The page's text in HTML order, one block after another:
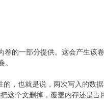
卷的一部分提供。这会产生该
。
，也就是说，两次写入的数
这个文删掉，覆盖内存还是占